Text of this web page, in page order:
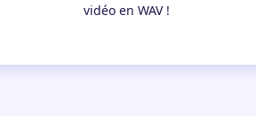
vidéo en WAV !